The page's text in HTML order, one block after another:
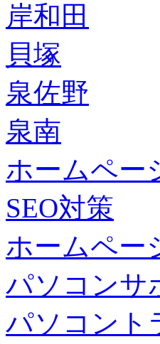
岸和田
貝塚
泉佐野
泉南
ホームペー
SEO対策
ホームペー
パソコンサ
パソコント